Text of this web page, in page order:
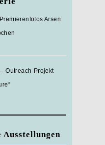
Arsen
Outreach-Projekt
Ausstellungen